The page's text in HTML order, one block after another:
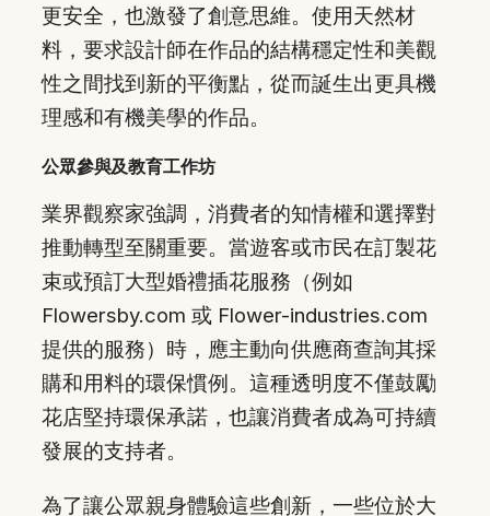
更安全，也激發了創意思維。使用天然材
料，要求設計師在作品的結構穩定性和美觀
性之間找到新的平衡點，從而誕生出更具機
理感和有機美學的作品。
公眾參與及教育工作坊
業界觀察家強調，消費者的知情權和選擇對
推動轉型至關重要。當遊客或市民在訂製花
束或預訂大型婚禮插花服務（例如
Flowersby.com 或 Flower-industries.com
提供的服務）時，應主動向供應商查詢其採
購和用料的環保慣例。這種透明度不僅鼓勵
花店堅持環保承諾，也讓消費者成為可持續
發展的支持者。
為了讓公眾親身體驗這些創新，一些位於大